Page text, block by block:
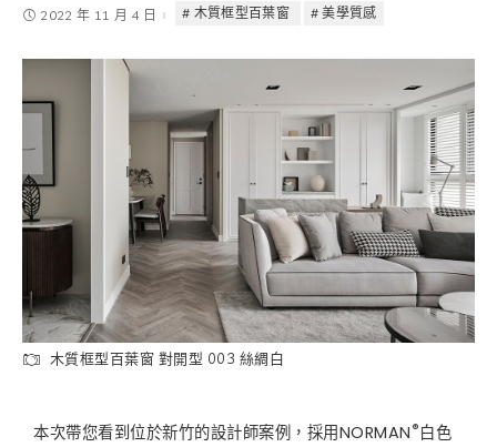
2022 年 11 月 4 日 木質框型百葉窗 美學質感
木質框型百葉窗 對開型 003 絲綢白
本次帶您看到位於新竹的設計師案例，採用NORMAN ® 白色